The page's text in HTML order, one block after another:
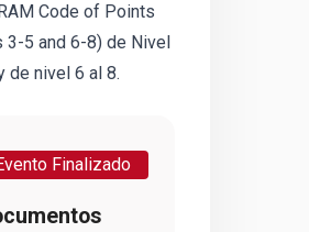
Code of Points
3-5 and 6-8) de Nivel
de nivel 6 al 8.
Finalizado